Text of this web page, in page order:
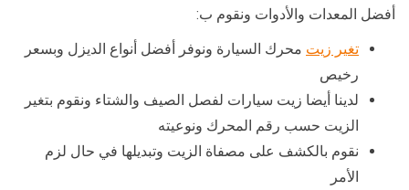
أفضل المعدات والأدوات ونقوم ب:
تغير زيت محرك السيارة ونوفر أفضل أنواع الديزل وبسعر
رخيص
لدينا أيضا زيت سيارات لفصل الصيف والشتاء ونقوم بتغير
الزيت حسب رقم المحرك ونوعيته
نقوم بالكشف على مصفاة الزيت وتبديلها في حال لزم
الأمر